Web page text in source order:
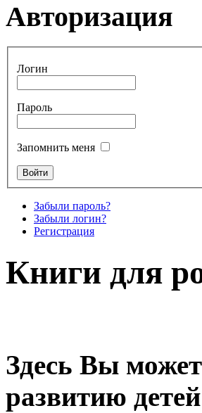
Авторизация
Логин
Пароль
Запомнить меня
Забыли пароль?
Забыли логин?
Регистрация
Книги для
Здесь Вы
развитию детей